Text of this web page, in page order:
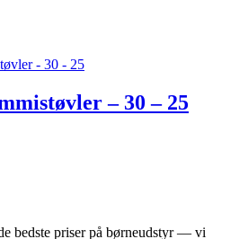
– 30 – 25
bedste priser på børneudstyr — vi